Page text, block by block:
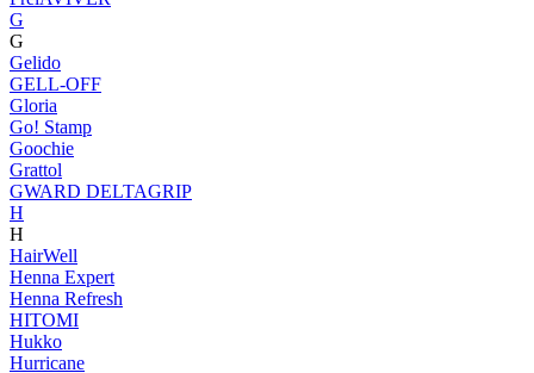
G
G
Gelido
GELL-OFF
Gloria
Go! Stamp
Goochie
Grattol
GWARD DELTAGRIP
H
H
HairWell
Henna Expert
Henna Refresh
HITOMI
Hukko
Hurricane